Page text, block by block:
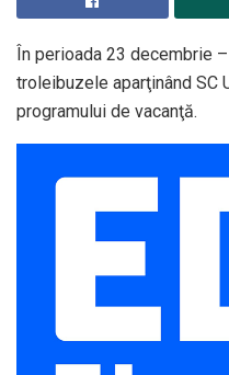
În perioada 23 decembrie
troleibuzele aparţinând SC
programului de vacanţă.